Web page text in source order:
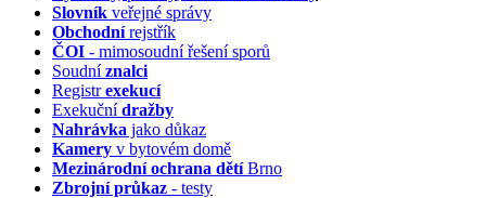
Slovník veřejné správy
Obchodnírejstřík
ČOI - mimosoudní řešení sporů
Soudníznalci
Registrexekucí
Exekučnídražby
Nahrávka jako důkaz
Kamery v bytovém domě
Mezinárodní ochrana dětíBrno
Zbrojní průkaz - testy